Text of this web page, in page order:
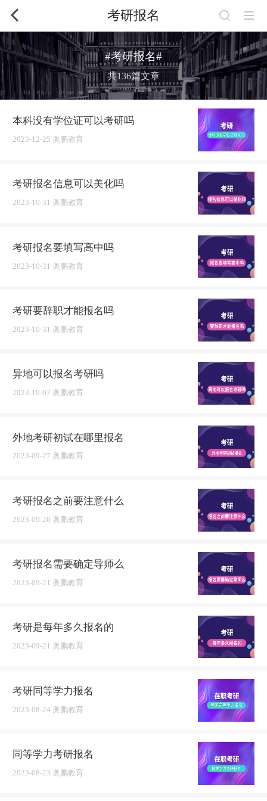
考研报名
#考研报名#
共136篇文章
本科没有学位证可以考研吗
2023-12-25 奥鹏教育
考研报名信息可以美化吗
2023-10-31 奥鹏教育
考研报名要填写高中吗
2023-10-31 奥鹏教育
考研要辞职才能报名吗
2023-10-31 奥鹏教育
异地可以报名考研吗
2023-10-07 奥鹏教育
外地考研初试在哪里报名
2023-09-27 奥鹏教育
考研报名之前要注意什么
2023-09-26 奥鹏教育
考研报名需要确定导师么
2023-09-21 奥鹏教育
考研是每年多久报名的
2023-09-21 奥鹏教育
考研同等学力报名
2023-08-24 奥鹏教育
同等学力考研报名
2023-08-23 奥鹏教育